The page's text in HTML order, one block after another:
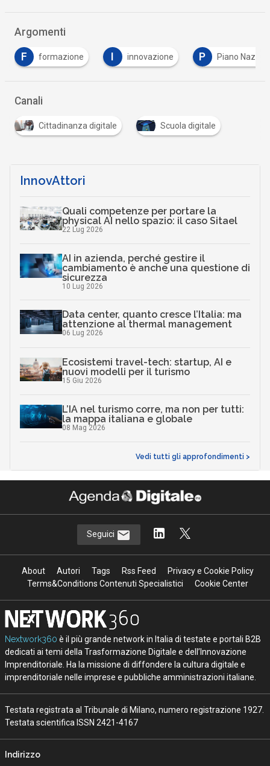
Argomenti
I innovazione P Piano Nazionale Scuola digitale
Canali
Cittadinanza digitale Scuola digitale
InnovAttori
Quali competenze per portare la
physical AI nello spazio: il caso Sitael
22 Lug 2026
AI in azienda, perché gestire il
cambiamento è anche una questione di
sicurezza
10 Lug 2026
Data center, quanto cresce l’Italia: ma
attenzione al thermal management
06 Lug 2026
Ecosistemi travel-tech: startup, AI e
nuovi modelli per il turismo
15 Giu 2026
L’IA nel turismo corre, ma non per tutti:
la mappa italiana e globale
08 Mag 2026
Vedi tutti gli approfondimenti >
Seguici
About Autori Tags Rss Feed
Privacy e Cookie Policy
Terms&Conditions Contenuti Specialistici
Cookie Center
Nextwork360 è il più grande network in Italia di testate e portali B2B
dedicati ai temi della Trasformazione Digitale e dell’Innovazione
Imprenditoriale. Ha la missione di diffondere la cultura digitale e
imprenditoriale nelle imprese e pubbliche amministrazioni italiane.
Testata registrata al Tribunale di Milano, numero registrazione 1927.
Testata scientifica ISSN 2421-4167
Indirizzo